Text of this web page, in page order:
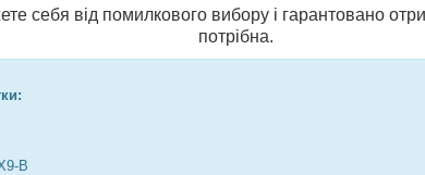
себя від помилкового вибору і гарантовано
потрібна.
B